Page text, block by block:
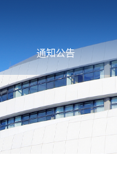
通知公告